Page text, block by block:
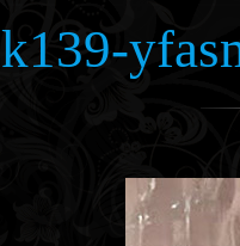
k139-